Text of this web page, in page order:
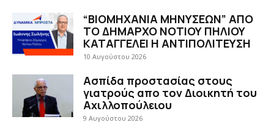
“ΒΙΟΜΗΧΑΝΙΑ ΜΗΝΥΣΕΩΝ” ΑΠΟ
ΤΟ ΔΗΜΑΡΧΟ ΝΟΤΙΟΥ ΠΗΛΙΟΥ
ΚΑΤΑΓΓΕΛΕΙ Η ΑΝΤΙΠΟΛΙΤΕΥΣΗ
10 Αυγούστου 2026
Ασπίδα προστασίας στους
γιατρούς απο τον Διοικητή του
Αχιλλοπούλειου
9 Αυγούστου 2026